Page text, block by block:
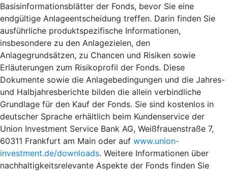
Basisinformationsblätter der Fonds, bevor Sie eine
endgültige Anlageentscheidung treffen. Darin finden Sie
ausführliche produktspezifische Informationen,
insbesondere zu den Anlagezielen, den
Anlagegrundsätzen, zu Chancen und Risiken sowie
Erläuterungen zum Risikoprofil der Fonds. Diese
Dokumente sowie die Anlagebedingungen und die Jahres-
und Halbjahresberichte bilden die allein verbindliche
Grundlage für den Kauf der Fonds. Sie sind kostenlos in
deutscher Sprache erhältlich beim Kundenservice der
Union Investment Service Bank AG, Weißfrauenstraße 7,
60311 Frankfurt am Main oder auf www.union-
investment.de/downloads. Weitere Informationen über
nachhaltigkeitsrelevante Aspekte der Fonds finden Sie